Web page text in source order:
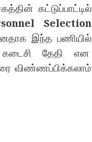
கட்டுப்பாட்டில்
Selection
இந்த பணியில்
தேதி என
விண்ணப்பிக்கலாம்